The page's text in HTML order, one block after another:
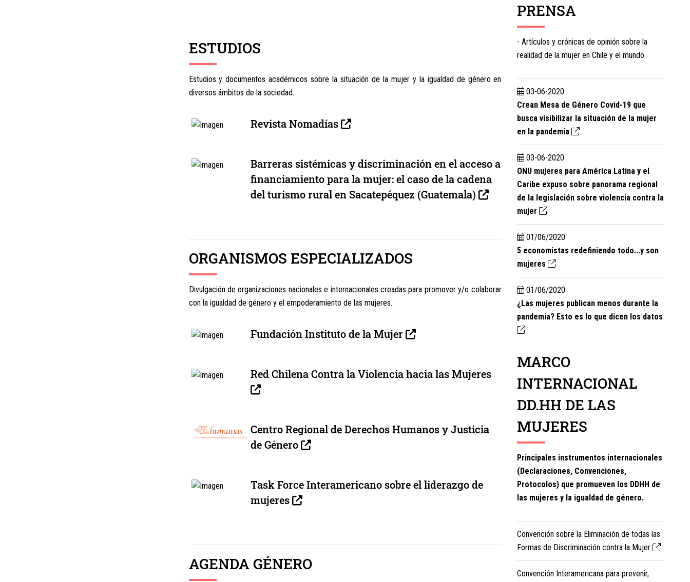
ESTUDIOS
Estudios y documentos académicos sobre la situación de la mujer y la igualdad de género en
diversos ámbitos de la sociedad.
Revista Nomadías
Barreras sistémicas y discriminación en el acceso a
financiamiento para la mujer: el caso de la cadena
del turismo rural en Sacatepéquez (Guatemala)
ORGANISMOS ESPECIALIZADOS
Divulgación de organizaciones nacionales e internacionales creadas para promover y/o colaborar
con la igualdad de género y el empoderamiento de las mujeres.
Fundación Instituto de la Mujer
Red Chilena Contra la Violencia hacia las Mujeres
Centro Regional de Derechos Humanos y Justicia
de Género
Task Force Interamericano sobre el liderazgo de
mujeres
AGENDA GÉNERO
PRENSA
- Artículos y crónicas de opinión sobre la
realidad de la mujer en Chile y el mundo
03-06-2020
Crean Mesa de Género Covid-19 que
busca visibilizar la situación de la mujer
en la pandemia
03-06-2020
ONU mujeres para América Latina y el
Caribe expuso sobre panorama regional
de la legislación sobre violencia contra la
mujer
01/06/2020
5 economistas redefiniendo todo...y son
mujeres
01/06/2020
¿Las mujeres publican menos durante la
pandemia? Esto es lo que dicen los datos
MARCO
INTERNACIONAL
DD.HH DE LAS
MUJERES
Principales instrumentos internacionales
(Declaraciones, Convenciones,
Protocolos) que promueven los DDHH de
las mujeres y la igualdad de género.
Convención sobre la Eliminación de todas las
Formas de Discriminación contra la Mujer
Convención Interamericana para prevenir,